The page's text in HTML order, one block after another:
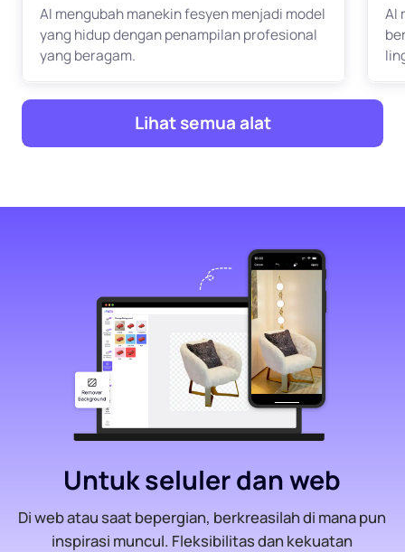
AI mengubah manekin fesyen menjadi model
yang hidup dengan penampilan profesional
yang beragam.
AI
Lihat semua alat
Untuk seluler dan web
Di web atau saat bepergian, berkreasilah di mana pun
inspirasi muncul. Fleksibilitas dan kekuatan